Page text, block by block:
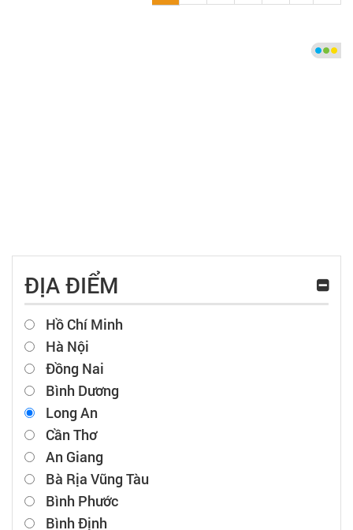
ĐỊA ĐIỂM
Hồ Chí Minh
Hà Nội
Đồng Nai
Bình Dương
Long An
Cần Thơ
An Giang
Bà Rịa Vũng Tàu
Bình Phước
Bình Định